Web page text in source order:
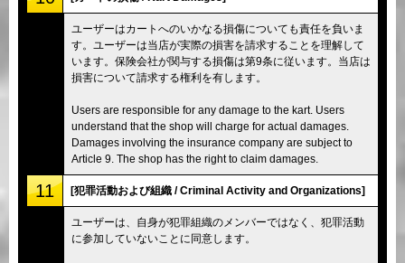
ユーザーはカートへのいかなる損傷についても責任を負いま
す。ユーザーは当店が実際の損害を請求することを理解して
います。保険会社が関与する損傷は第9条に従います。当店は
損害について請求する権利を有します。
Users are responsible for any damage to the kart. Users
understand that the shop will charge for actual damages.
Damages involving the insurance company are subject to
Article 9. The shop has the right to claim damages.
11 [犯罪活動および組織 / Criminal Activity and Organizations]
ユーザーは、自身が犯罪組織のメンバーではなく、犯罪活動
に参加していないことに同意します。